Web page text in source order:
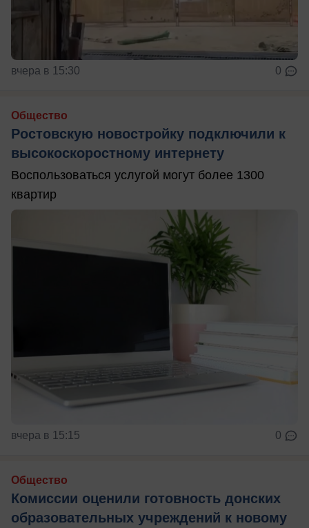
вчера в 15:30 0
Общество
Ростовскую новостройку подключили к
высокоскоростному интернету
Воспользоваться услугой могут более 1300
квартир
вчера в 15:15 0
Общество
Комиссии оценили готовность донских
образовательных учреждений к новому